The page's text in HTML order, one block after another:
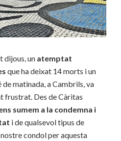
dijous, un atemptat
que ha deixat 14 morts i un
matinada, a Cambrils, va
frustrat. Des de Càritas
sumem a la condemna i
i de qualsevol tipus de
condol per aquesta